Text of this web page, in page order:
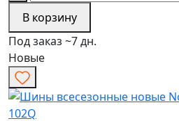
В корзину
Под заказ ~7 дн.
Новые